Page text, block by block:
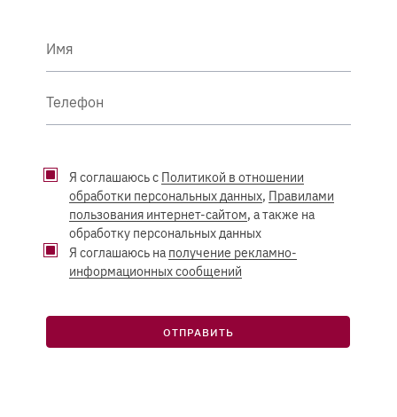
Имя
Телефон
Я соглашаюсь с Политикой в отношении
обработки персональных данных, Правилами
пользования интернет-сайтом, а также на
обработку персональных данных
Я соглашаюсь на получение рекламно-
информационных сообщений
ОТПРАВИТЬ